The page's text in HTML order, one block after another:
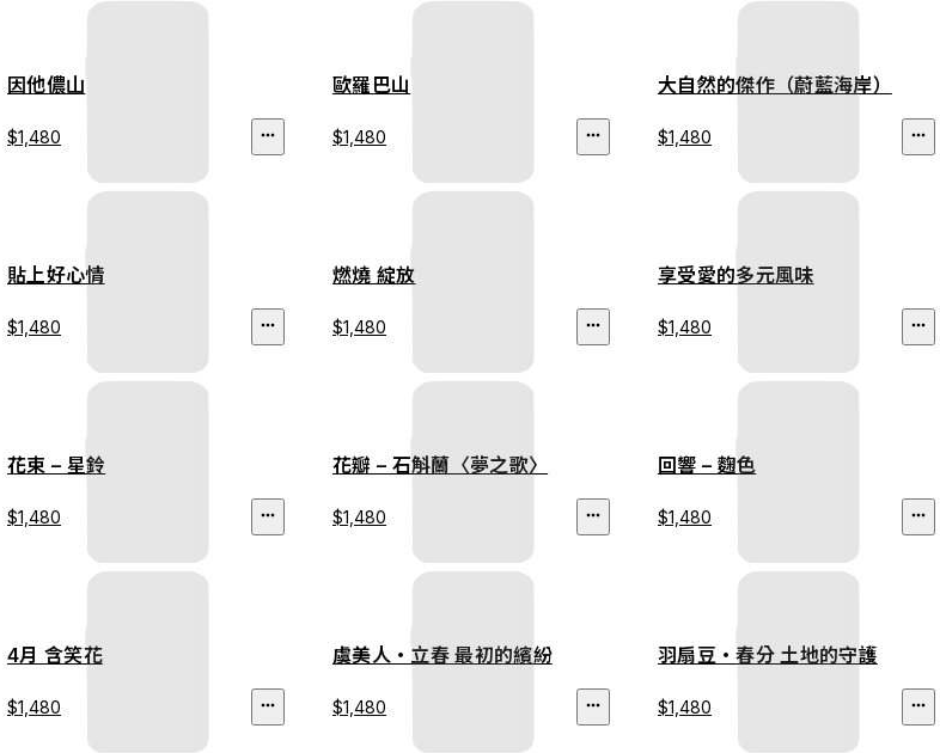
因他儂⼭
$1,480
歐羅巴山
$1,480
大自然的傑作（蔚藍海岸）
$1,480
貼上好心情
$1,480
燃燒 綻放
$1,480
享受愛的多元風味
$1,480
花束 – 星鈴
$1,480
花瓣 – 石斛蘭〈夢之歌〉
$1,480
回響 – 麴色
$1,480
4月 含笑花
$1,480
虞美人・立春 最初的繽紛
$1,480
羽扇豆・春分 土地的守護
$1,480